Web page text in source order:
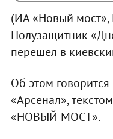
(ИА «Новый
Полузащитник
перешел в
Об этом
«Арсенал»,
«НОВЫЙ МОСТ».